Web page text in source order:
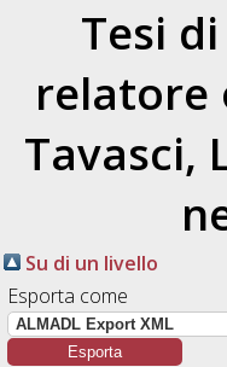
Tesi
relatore
Tavasci,
Su di un livello
Esporta come